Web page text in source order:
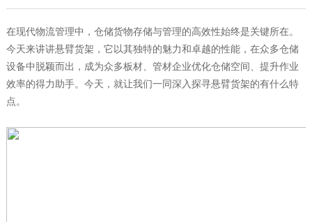
在现代物流管理中，仓储货物存储与管理的高效性始终是关键所在。
今天来讲讲悬臂货架，它以其独特的魅力和卓越的性能，在众多仓储
设备中脱颖而出，成为众多板材、管材企业优化仓储空间、提升作业
效率的得力助手。今天，就让我们一同深入探寻悬臂货架的有什么特
点。